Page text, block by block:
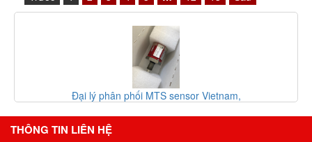
Đại lý phân phối MTS sensor Vietnam,
THÔNG TIN LIÊN HỆ